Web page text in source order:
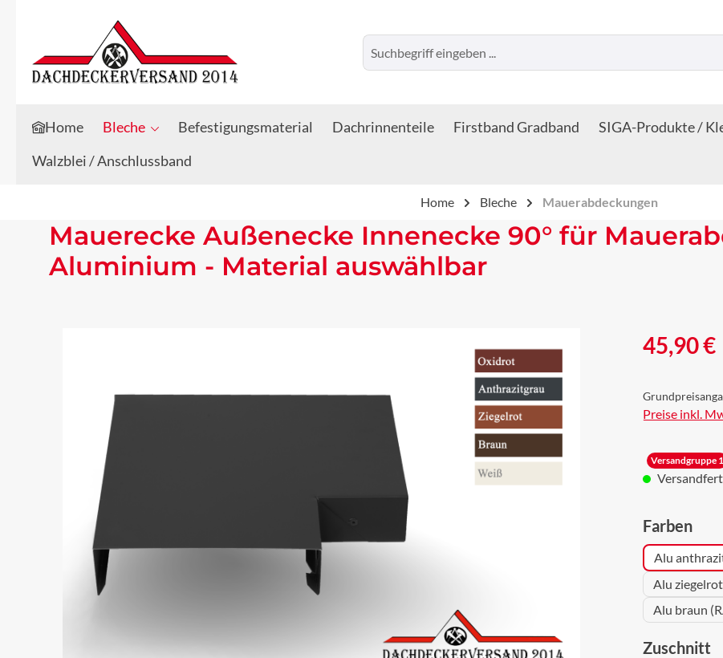
Zum Hauptinhalt springen
Zur Suche springen
Home Bleche Befestigungsmaterial Dachrinnenteile Firstband Gradband SIGA-Produkte /
Walzblei / Anschlussband
Home Bleche Mauerabdeckungen
Mauerecke Außenecke Innenecke 90° für
Aluminium - Material auswählbar
Regulärer Preis:
45,90 €
Preise inkl.
Versandgruppe 1
Farben
Alu
Alu
Alu braun
Zuschnitt